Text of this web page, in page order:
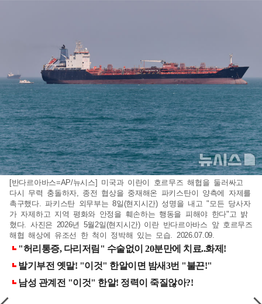
[반다르아바스=AP/뉴시스] 미국과 이란이 호르무즈 해협을 둘러싸고
다시 무력 충돌하자, 종전 협상을 중재해온 파키스탄이 양측에 자제를
촉구했다. 파키스탄 외무부는 8일(현지시간) 성명을 내고 "모든 당사자
가 자제하고 지역 평화와 안정을 훼손하는 행동을 피해야 한다"고 밝
혔다. 사진은 2026년 5월2일(현지시간) 이란 반다르아바스 앞 호르무즈
해협 해상에 유조선 한 척이 정박해 있는 모습. 2026.07.09.